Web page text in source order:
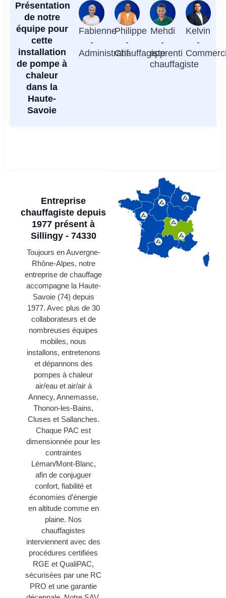
Présentation
de notre
équipe pour
cette
installation
de pompe à
chaleur
dans la
Haute-
Savoie
Fabienne
-
Administratif
Philippe
-
Chauffagiste
Mehdi
-
apprenti
chauffagiste
Kelvin
-
Entreprise
chauffagiste depuis
1977 présent à
Sillingy - 74330
Toujours en Auvergne-
Rhône-Alpes, notre
entreprise de chauffage
accompagne la Haute-
Savoie (74) depuis
1977. Avec plus de 30
collaborateurs et de
nombreuses équipes
mobiles, nous
installons, entretenons
et dépannons des
pompes à chaleur
air/eau et air/air à
Annecy, Annemasse,
Thonon-les-Bains,
Cluses et Sallanches.
Chaque PAC est
dimensionnée pour les
contraintes
Léman/Mont-Blanc,
afin de conjuguer
confort, fiabilité et
économies d’énergie
en altitude comme en
plaine. Nos
chauffagistes
interviennent avec des
procédures certifiées
RGE et QualiPAC,
sécurisées par une RC
PRO et une garantie